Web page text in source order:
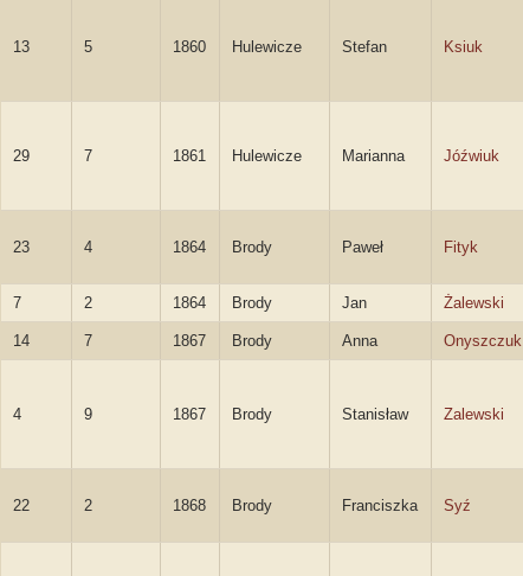
13 5 1860 Hulewicze Stefan Ksiuk
29 7 1861 Hulewicze Marianna Jóźwiuk
23 4 1864 Brody Paweł Fityk
7 2 1864 Brody Jan Żalewski
14 7 1867 Brody Anna Onyszczuk
4 9 1867 Brody Stanisław Zalewski
22 2 1868 Brody Franciszka Syź